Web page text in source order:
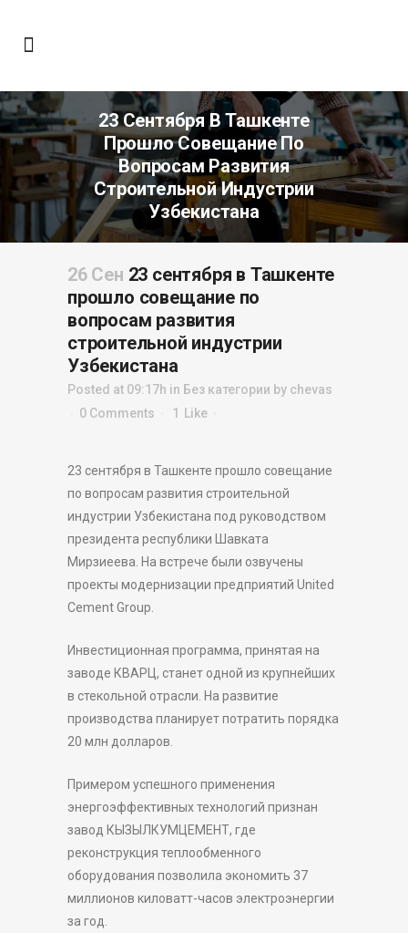
23 Сентября В Ташкенте
Прошло Совещание По
Вопросам Развития
Строительной Индустрии
Узбекистана
26 Сен 23 сентября в Ташкенте
прошло совещание по
вопросам развития
строительной индустрии
Узбекистана
Posted at 09:17h in Без категории by chevas
0 Comments
1 Like
23 сентября в Ташкенте прошло совещание
по вопросам развития строительной
индустрии Узбекистана под руководством
президента республики Шавката
Мирзиеева. На встрече были озвучены
проекты модернизации предприятий United
Cement Group.
Инвестиционная программа, принятая на
заводе КВАРЦ, станет одной из крупнейших
в стекольной отрасли. На развитие
производства планирует потратить порядка
20 млн долларов.
Примером успешного применения
энергоэффективных технологий признан
завод КЫЗЫЛКУМЦЕМЕНТ, где
реконструкция теплообменного
оборудования позволила экономить 37
миллионов киловатт-часов электроэнергии
за год.